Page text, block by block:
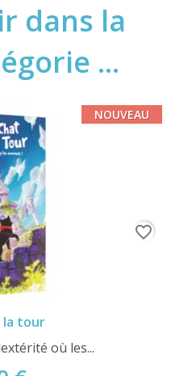
dans la
...
la tour
où les...
NOUVEAU
favorite_border